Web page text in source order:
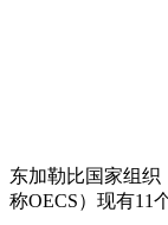
东加勒比国家组织
称OECS）现有11